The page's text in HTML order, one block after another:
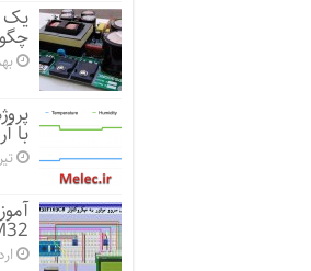
یک
با
تیر